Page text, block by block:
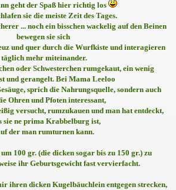
geht der Spaß hier richtig los
sie die meiste Zeit des Tages.
... noch ein bisschen wackelig auf den Beinen
bewegen sie sich
und quer durch die Wurfkiste und interagieren
täglich mehr miteinander.
oder Schwesterchen rumgekaut, ein wenig
und gerangelt. Bei Mama Leeloo
sprich die Nahrungsquelle, sondern auch
Ohren und Pfoten interessant,
versucht, rumzukauen und man hat entdeckt,
sie ne prima Krabbelburg ist,
der man rumturnen kann.
100 gr. (die dicken sogar bis zu 150 gr.) zu
ihr Geburtsgewicht fast vervierfacht.
ihren dicken Kugelbäuchlein entgegen strecken,